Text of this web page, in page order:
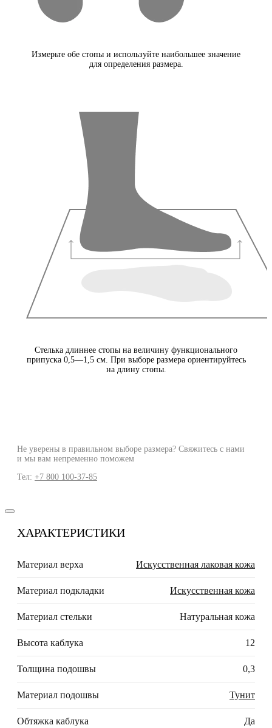
Измерьте обе стопы и используйте наибольшее значение
для определения размера.
Стелька длиннее стопы на величину функционального
припуска 0,5—1,5 см. При выборе размера ориентируйтесь
на длину стопы.
Не уверены в правильном выборе размера? Свяжитесь с нами
и мы вам непременно поможем
Тел: +7 800 100-37-85
ХАРАКТЕРИСТИКИ
Материал верха Искусственная лаковая кожа
Материал подкладки Искусственная кожа
Материал стельки Натуральная кожа
Высота каблука 12
Толщина подошвы 0,3
Материал подошвы Тунит
Обтяжка каблука Да